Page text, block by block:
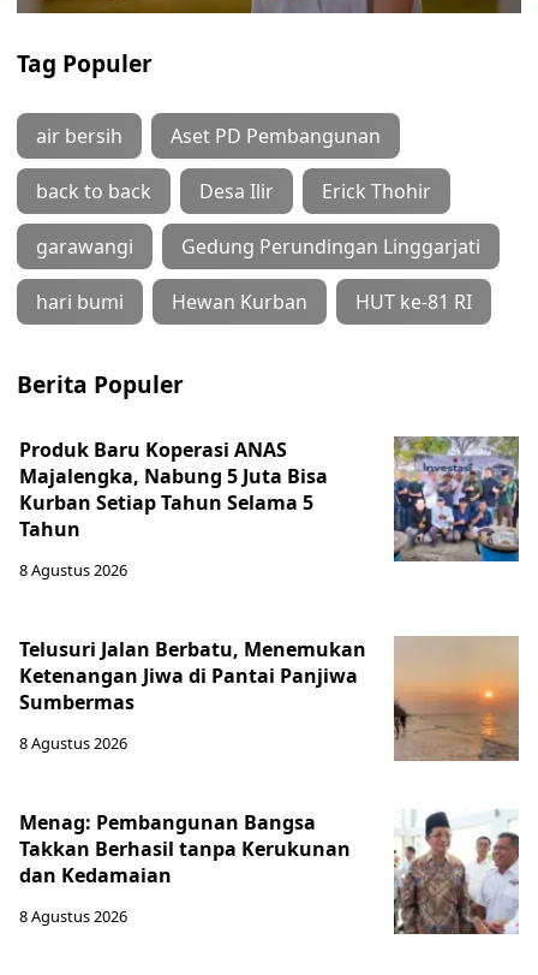
Tag Populer
air bersih Aset PD Pembangunan
back to back Desa Ilir Erick Thohir
garawangi Gedung Perundingan Linggarjati
hari bumi Hewan Kurban HUT ke-81 RI
Berita Populer
Produk Baru Koperasi ANAS
Majalengka, Nabung 5 Juta Bisa
Kurban Setiap Tahun Selama 5
Tahun
8 Agustus 2026
Telusuri Jalan Berbatu, Menemukan
Ketenangan Jiwa di Pantai Panjiwa
Sumbermas
8 Agustus 2026
Menag: Pembangunan Bangsa
Takkan Berhasil tanpa Kerukunan
dan Kedamaian
8 Agustus 2026